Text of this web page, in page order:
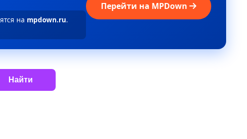
на mpdown.ru.
Перейти на MPDown
Найти